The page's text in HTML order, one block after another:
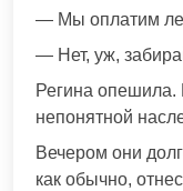
— Мы оплатим
— Нет, уж,
Регина опешила.
непонятной
Вечером они
как обычно,